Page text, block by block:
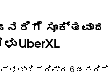
ಸೂಕ್ತವಾದ
UberXL
ಗರಿಷ್ಠ 6 ಜನರಿಗೆ